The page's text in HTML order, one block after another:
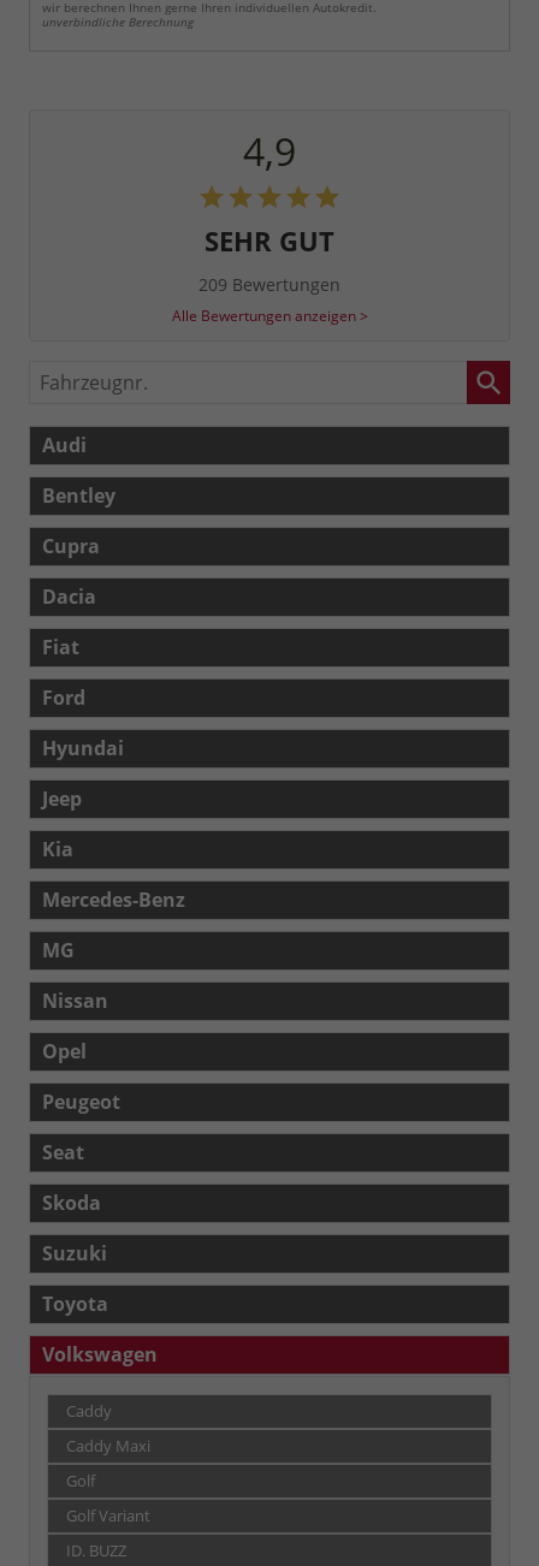
wir berechnen Ihnen gerne Ihren individuellen Autokredit.
unverbindliche Berechnung
4,9
SEHR GUT
209 Bewertungen
Alle Bewertungen anzeigen >
Fahrzeugnr.
Audi
Bentley
Cupra
Dacia
Fiat
Ford
Hyundai
Jeep
Kia
Mercedes-Benz
MG
Nissan
Opel
Peugeot
Seat
Skoda
Suzuki
Toyota
Volkswagen
Caddy
Caddy Maxi
Golf
Golf Variant
ID. BUZZ